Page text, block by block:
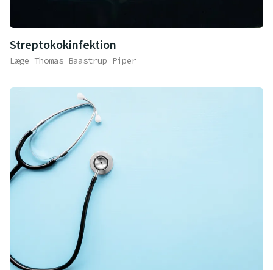
Streptokokinfektion
Læge Thomas Baastrup Piper